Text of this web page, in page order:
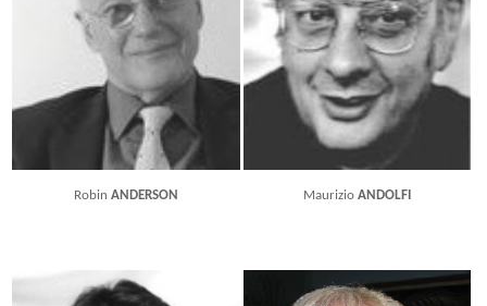
RobinANDERSON Maurizio ANDOLFI